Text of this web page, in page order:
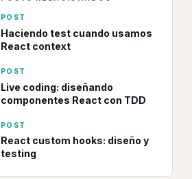
POST
Haciendo test cuando usamos
React context
POST
Live coding: diseñando
componentes React con TDD
POST
React custom hooks: diseño y
testing